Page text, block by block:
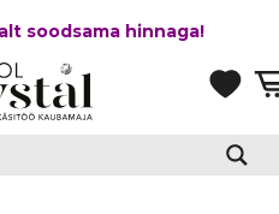
soodsama hinnaga!